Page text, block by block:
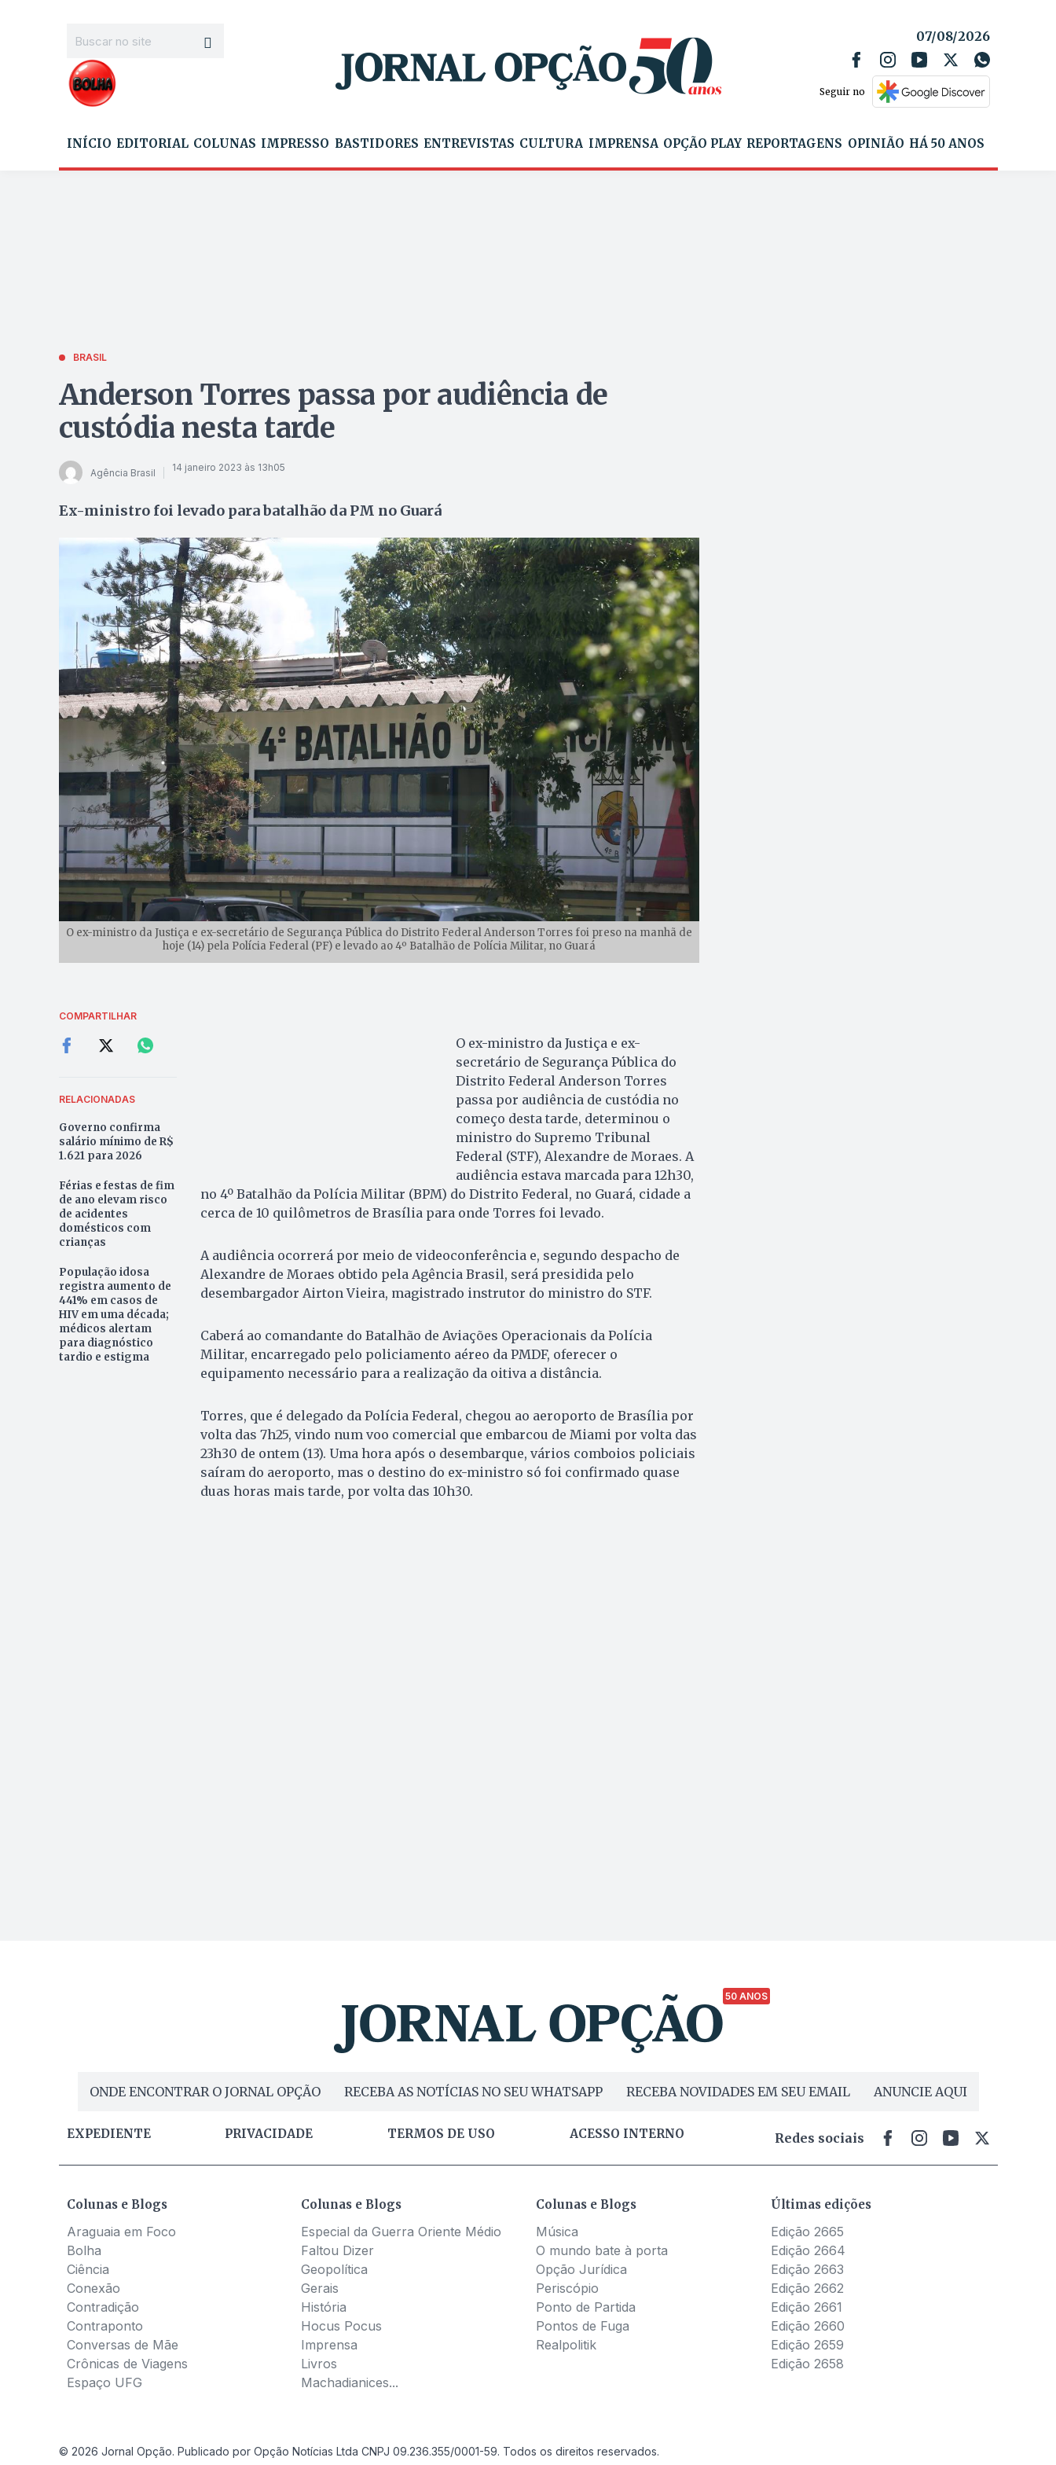
07/08/2026
Seguir no
INÍCIO EDITORIAL COLUNAS IMPRESSO BASTIDORES ENTREVISTAS CULTURA IMPRENSA OPÇÃO PLAY REPORTAGENS OPINIÃO HÁ 50 ANOS
BRASIL
Anderson Torres passa por audiência de
custódia nesta tarde
Agência Brasil 14 janeiro 2023 às 13h05
Ex-ministro foi levado para batalhão da PM no Guará
O ex-ministro da Justiça e ex-secretário de Segurança Pública do Distrito Federal Anderson Torres foi preso na manhã de
hoje (14) pela Polícia Federal (PF) e levado ao 4º Batalhão de Polícia Militar, no Guará
COMPARTILHAR
RELACIONADAS
Governo confirma
salário mínimo de R$
1.621 para 2026
Férias e festas de fim
de ano elevam risco
de acidentes
domésticos com
crianças
População idosa
registra aumento de
441% em casos de
HIV em uma década;
médicos alertam
para diagnóstico
tardio e estigma
O ex-ministro da Justiça e ex-
secretário de Segurança Pública do
Distrito Federal Anderson Torres
passa por audiência de custódia no
começo desta tarde, determinou o
ministro do Supremo Tribunal
Federal (STF), Alexandre de Moraes. A
audiência estava marcada para 12h30,
no 4º Batalhão da Polícia Militar (BPM) do Distrito Federal, no Guará, cidade a
cerca de 10 quilômetros de Brasília para onde Torres foi levado.
A audiência ocorrerá por meio de videoconferência e, segundo despacho de
Alexandre de Moraes obtido pela Agência Brasil, será presidida pelo
desembargador Airton Vieira, magistrado instrutor do ministro do STF.
Caberá ao comandante do Batalhão de Aviações Operacionais da Polícia
Militar, encarregado pelo policiamento aéreo da PMDF, oferecer o
equipamento necessário para a realização da oitiva a distância.
Torres, que é delegado da Polícia Federal, chegou ao aeroporto de Brasília por
volta das 7h25, vindo num voo comercial que embarcou de Miami por volta das
23h30 de ontem (13). Uma hora após o desembarque, vários comboios policiais
saíram do aeroporto, mas o destino do ex-ministro só foi confirmado quase
duas horas mais tarde, por volta das 10h30.
50 ANOS
ONDE ENCONTRAR O JORNAL OPÇÃO RECEBA AS NOTÍCIAS NO SEU WHATSAPP RECEBA NOVIDADES EM SEU EMAIL ANUNCIE AQUI
EXPEDIENTE PRIVACIDADE TERMOS DE USO ACESSO INTERNO Redes sociais
Colunas e Blogs
Araguaia em Foco
Bolha
Ciência
Conexão
Contradição
Contraponto
Conversas de Mãe
Crônicas de Viagens
Espaço UFG
Colunas e Blogs
Especial da Guerra Oriente Médio
Faltou Dizer
Geopolítica
Gerais
História
Hocus Pocus
Imprensa
Livros
Machadianices...
Colunas e Blogs
Música
O mundo bate à porta
Opção Jurídica
Periscópio
Ponto de Partida
Pontos de Fuga
Realpolitik
Últimas edições
Edição 2665
Edição 2664
Edição 2663
Edição 2662
Edição 2661
Edição 2660
Edição 2659
Edição 2658
© 2026 Jornal Opção. Publicado por Opção Notícias Ltda CNPJ 09.236.355/0001-59. Todos os direitos reservados.